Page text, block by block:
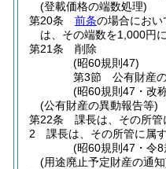
(登載価格の端数処理)
第20条
前条の場合にお
は、その端数を1,000円
第21条
削除
(昭60規則47)
第3節
公有財産
(昭60規則47・改
(公有財産の異動報告等)
第22条
課長は、その所管
2
課長は、その所管に属
(昭60規則47・令
(用途廃止予定財産の通